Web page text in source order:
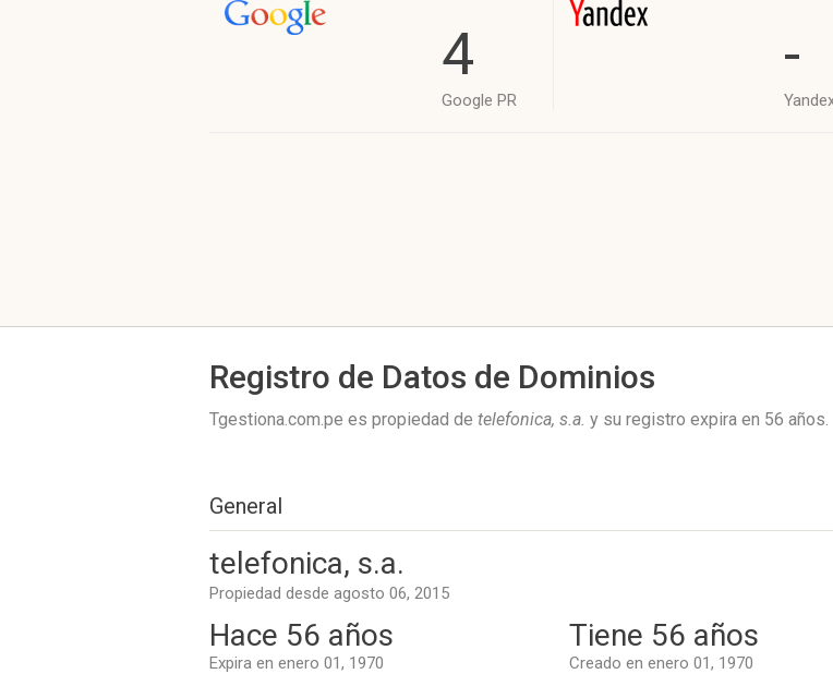
4
Google PR
-
Registro de Datos de Dominios
Tgestiona.com.pe es propiedad de telefonica, s.a. y su registro expira en 56 años.
General
telefonica, s.a.
Propiedad desde agosto 06, 2015
Hace 56 años
Expira en enero 01, 1970
Tiene 56 años
Creado en enero 01, 1970